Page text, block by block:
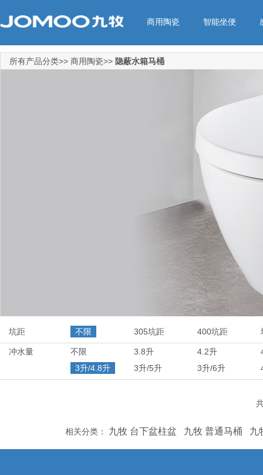
商用陶瓷 智能坐便
所有产品分类>> 商用陶瓷>> 隐蔽水箱马桶
坑距 不限 305坑距 400坑距
冲水量 不限 3.8升 4.2升
3升/4.8升
3升/5升 3升/6升
相关分类： 九牧 台下盆柱盆 九牧 普通马桶 九